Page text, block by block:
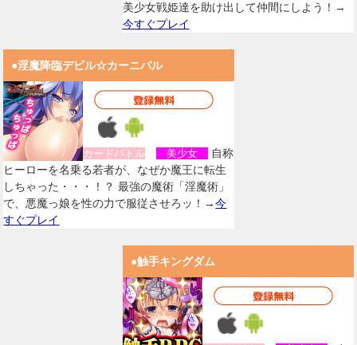
美少女戦姫達を助け出して仲間にしよう！→
今すぐプレイ
●淫魔降臨デビル☆カーニバル
カードバトル 美少女
自称
ヒーローを名乗る若者が、なぜか魔王に転生
しちゃった・・・！？ 最強の魔術「淫魔術」
で、悪魔っ娘を性の力で服従させろッ！→今
すぐプレイ
●触手キングダム